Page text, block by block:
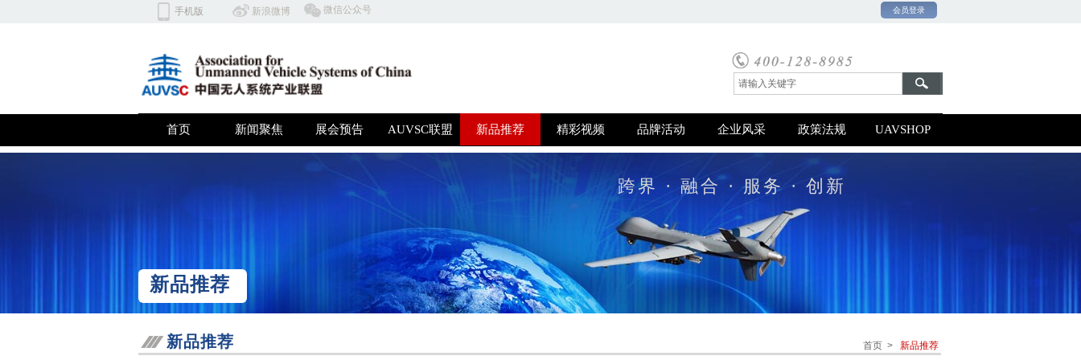
​微信公众号
手机版 ​​新浪微博 会员登录
首页 新闻聚焦 展会预告 AUVSC联盟 新品推荐 精彩视频 品牌活动 企业风采 政策法规 UAVSHOP
跨界 · 融合 · 服务 · 创新
双击此处添加文字
新品推荐
新品推荐 首页 > 新品推荐